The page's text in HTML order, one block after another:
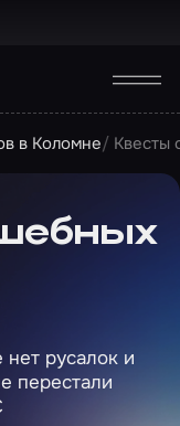
в Коломне Квесты
русалок и
перестали